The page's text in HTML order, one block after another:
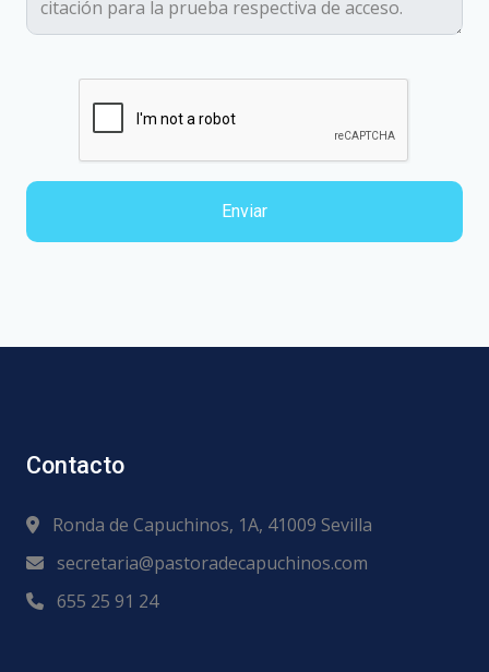
Enviar
Contacto
Ronda de Capuchinos, 1A, 41009 Sevilla
secretaria@pastoradecapuchinos.com
655 25 91 24